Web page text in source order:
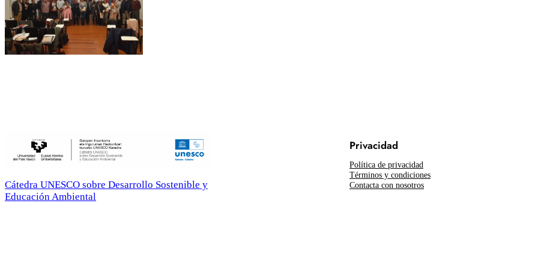
Cátedra UNESCO sobre Desarrollo Sostenible y
Educación Ambiental
Privacidad
Política de privacidad
Términos y condiciones
Contacta con nosotros